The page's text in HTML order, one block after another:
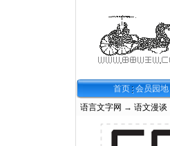
首页 会员园地
语言文字网 → 语文漫谈